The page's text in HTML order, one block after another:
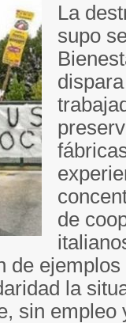
La
supo
de
de
la
sin empleo